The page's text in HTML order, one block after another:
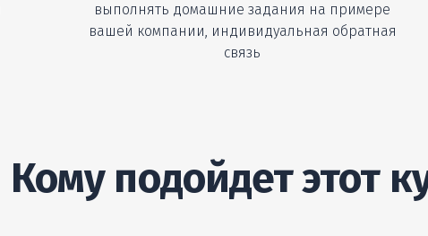
выполнять домашние задания на примере
вашей компании, индивидуальная обратная
связь
Кому подойдет этот